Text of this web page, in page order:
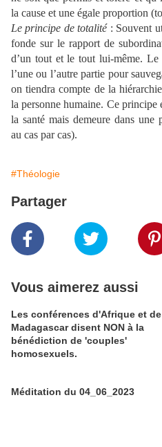
la cause et une égale proportion
Le principe de totalité: Souvent
fonde sur le rapport de
d’un tout et le tout lui-même.
l’une ou l’autre partie pour
on tiendra compte de la
la personne humaine. Ce principe
la santé mais demeure dans une
au cas par cas).
#Théologie
Partager
Vous aimerez aussi
Les conférences d'Afrique et de
Madagascar disent NON à la
bénédiction de 'couples'
homosexuels.
Méditation du 04_06_2023